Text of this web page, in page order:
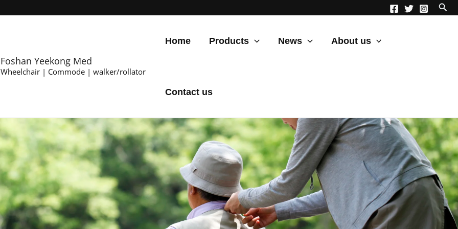
Foshan Yeekong Med
Wheelchair | Commode | walker/rollator
Home Products News About us
Contact us